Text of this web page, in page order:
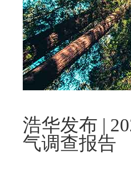
浩华发布 |
气调查报告